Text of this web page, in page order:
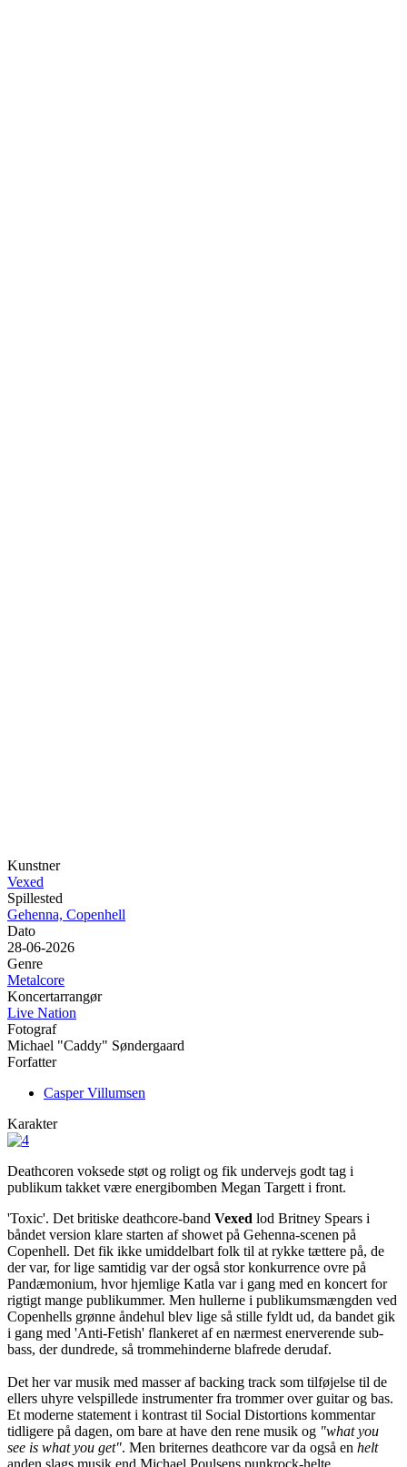
Kunstner
Vexed
Spillested
Gehenna, Copenhell
Dato
28-06-2026
Genre
Metalcore
Koncertarrangør
Live Nation
Fotograf
Michael "Caddy" Søndergaard
Forfatter
Casper Villumsen
Karakter
Deathcoren voksede støt og roligt og fik undervejs godt tag i
publikum takket være energibomben Megan Targett i front.
'Toxic'. Det britiske deathcore-band Vexed lod Britney Spears i
båndet version klare starten af showet på Gehenna-scenen på
Copenhell. Det fik ikke umiddelbart folk til at rykke tættere på, de
der var, for lige samtidig var der også stor konkurrence ovre på
Pandæmonium, hvor hjemlige Katla var i gang med en koncert for
rigtigt mange publikummer. Men hullerne i publikumsmængden ved
Copenhells grønne åndehul blev lige så stille fyldt ud, da bandet gik
i gang med 'Anti-Fetish' flankeret af en nærmest enerverende sub-
bass, der dundrede, så trommehinderne blafrede derudaf.
Det her var musik med masser af backing track som tilføjelse til de
ellers uhyre velspillede instrumenter fra trommer over guitar og bas.
Et moderne statement i kontrast til Social Distortions kommentar
tidligere på dagen, om bare at have den rene musik og "what you
see is what you get". Men briternes deathcore var da også en helt
anden slags musik end Michael Poulsens punkrock-helte.